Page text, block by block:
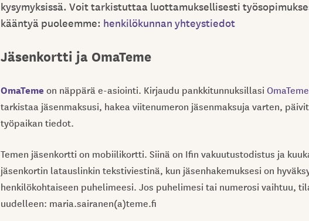
kysymyksissä. Voit tarkistuttaa luottamuksellisesti
kääntyä puoleemme: henkilökunnan yhteystiedot
Jäsenkortti ja OmaTeme
OmaTeme on näppärä e-asiointi. Kirjaudu pankkitunnuksillasi
tarkistaa jäsenmaksusi, hakea viitenumeron jäsenmaksuja varten,
työpaikan tiedot.
Temen jäsenkortti on mobiilikortti. Siinä on Ifin vakuutustodistus ja
jäsenkortin latauslinkin tekstiviestinä, kun jäsenhakemuksesi on
henkilökohtaiseen puhelimeesi. Jos puhelimesi tai numerosi vaihtuu,
uudelleen: maria.sairanen(a)teme.fi